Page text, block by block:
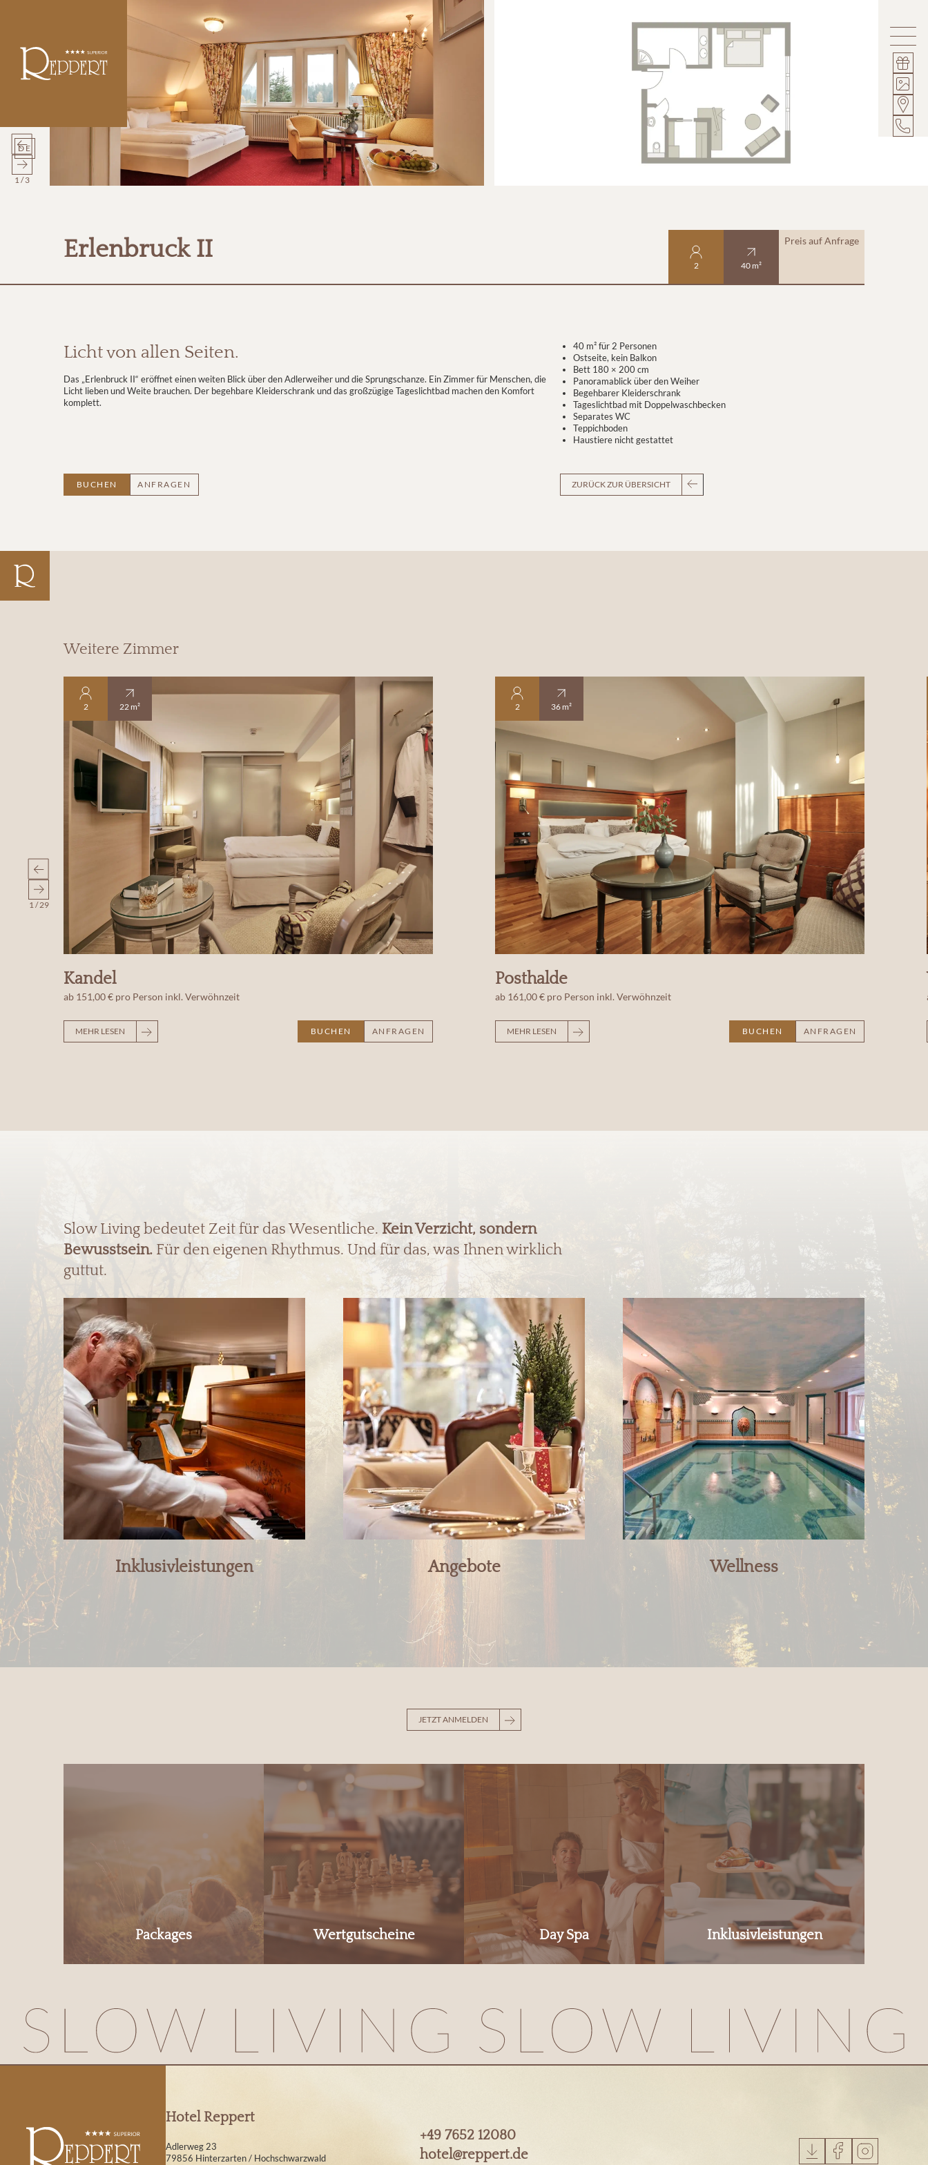
DE
1/3
Erlenbruck II
2 40 m²
Preis auf Anfrage
Licht von allen Seiten.
Das „Erlenbruck II“ eröffnet einen weiten Blick über den Adlerweiher und die Sprungschanze. Ein Zimmer für Menschen, die
Licht lieben und Weite brauchen. Der begehbare Kleiderschrank und das großzügige Tageslichtbad machen den Komfort
komplett.
40 m² für 2 Personen
Ostseite, kein Balkon
Bett 180 × 200 cm
Panoramablick über den Weiher
Begehbarer Kleiderschrank
Tageslichtbad mit Doppelwaschbecken
Separates WC
Teppichboden
Haustiere nicht gestattet
BUCHEN ANFRAGEN ZURÜCK ZUR ÜBERSICHT
Weitere Zimmer
2 22 m²
Kandel
ab 151,00 € pro Person inkl. Verwöhnzeit
MEHR LESEN BUCHEN ANFRAGEN
2 36 m²
Posthalde
ab 161,00 € pro Person inkl. Verwöhnzeit
MEHR LESEN BUCHEN ANFRAGEN
1/29
Slow Living bedeutet Zeit für das Wesentliche. Kein Verzicht, sondern
Bewusstsein. Für den eigenen Rhythmus. Und für das, was Ihnen wirklich
guttut.
Inklusivleistungen Angebote Wellness
JETZT ANMELDEN
Packages Wertgutscheine Day Spa Inklusivleistungen
Hotel Reppert
Adlerweg 23
79856 Hinterzarten / Hochschwarzwald
+49 7652 12080
hotel@reppert.de